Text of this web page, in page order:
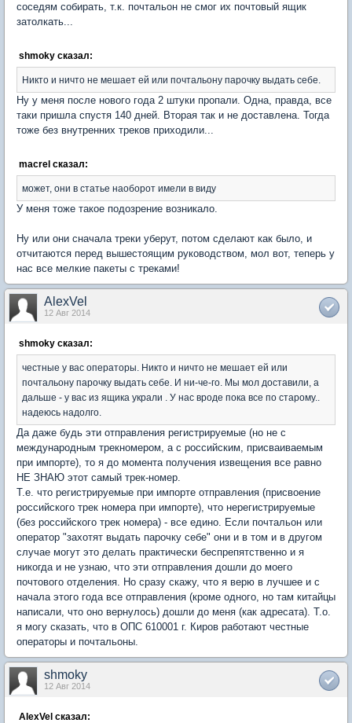
соседям собирать, т.к. почтальон не смог их почтовый ящик
затолкать...
shmoky сказал:
Никто и ничто не мешает ей или почтальону парочку выдать себе.
Ну у меня после нового года 2 штуки пропали. Одна, правда, все
таки пришла спустя 140 дней. Вторая так и не доставлена. Тогда
тоже без внутренних треков приходили...
macrel сказал:
может, они в статье наоборот имели в виду
У меня тоже такое подозрение возникало.
Ну или они сначала треки уберут, потом сделают как было, и
отчитаются перед вышестоящим руководством, мол вот, теперь у
нас все мелкие пакеты с треками!
AlexVel
12 Авг 2014
shmoky сказал:
честные у вас операторы. Никто и ничто не мешает ей или
почтальону парочку выдать себе. И ни-че-го. Мы мол доставили, а
дальше - у вас из ящика украли . У нас вроде пока все по старому..
надеюсь надолго.
Да даже будь эти отправления регистрируемые (но не с
международным трекномером, а с российским, присваиваемым
при импорте), то я до момента получения извещения все равно
НЕ ЗНАЮ этот самый трек-номер.
Т.е. что регистрируемые при импорте отправления (присвоение
российского трек номера при импорте), что нерегистрируемые
(без российского трек номера) - все едино. Если почтальон или
оператор "захотят выдать парочку себе" они и в том и в другом
случае могут это делать практически беспрепятственно и я
никогда и не узнаю, что эти отправления дошли до моего
почтового отделения. Но сразу скажу, что я верю в лучшее и с
начала этого года все отправления (кроме одного, но там китайцы
написали, что оно вернулось) дошли до меня (как адресата). Т.о.
я могу сказать, что в ОПС 610001 г. Киров работают честные
операторы и почтальоны.
shmoky
12 Авг 2014
AlexVel сказал: